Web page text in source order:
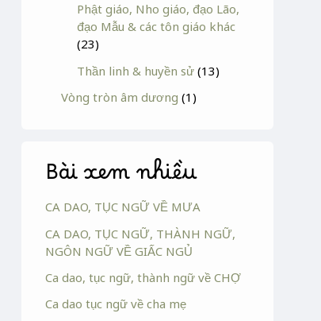
Phật giáo, Nho giáo, đạo Lão,
đạo Mẫu & các tôn giáo khác
(23)
Thần linh & huyền sử (13)
Vòng tròn âm dương (1)
Bài xem nhiều
CA DAO, TỤC NGỮ VỀ MƯA
CA DAO, TỤC NGỮ, THÀNH NGỮ,
NGÔN NGỮ VỀ GIẤC NGỦ
Ca dao, tục ngữ, thành ngữ về CHỢ
Ca dao tục ngữ về cha mẹ